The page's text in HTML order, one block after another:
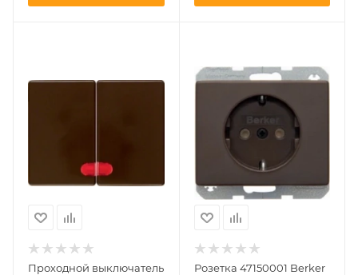
Проходной выключатель
Розетка 47150001 Berker